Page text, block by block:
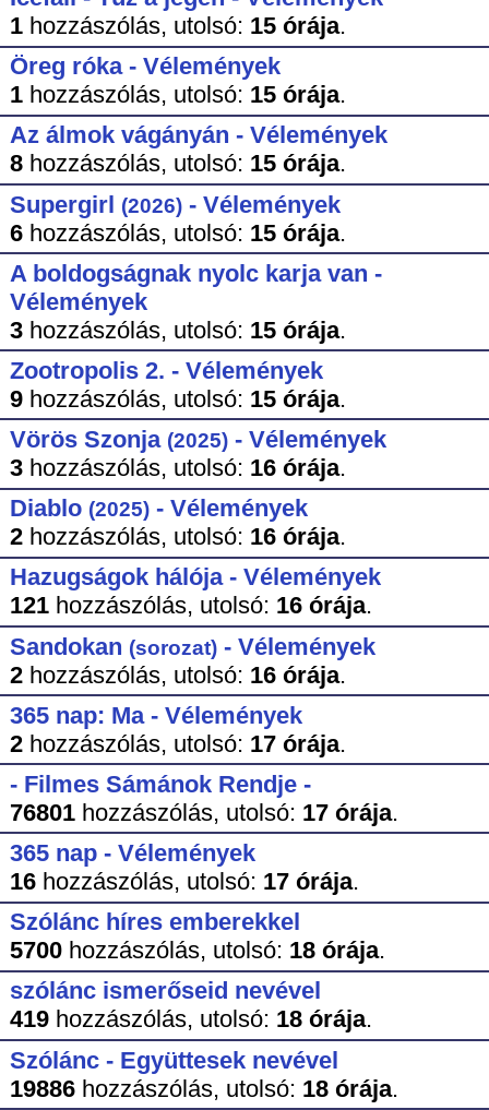
1hozzászólás, utolsó: 15 órája.
Öreg róka - Vélemények
1hozzászólás, utolsó: 15 órája.
Az álmok vágányán - Vélemények
8hozzászólás, utolsó: 15 órája.
Supergirl (2026)- Vélemények
6hozzászólás, utolsó: 15 órája.
A boldogságnak nyolc karja van -
Vélemények
3hozzászólás, utolsó: 15 órája.
Zootropolis 2. - Vélemények
9hozzászólás, utolsó: 15 órája.
Vörös Szonja (2025)- Vélemények
3hozzászólás, utolsó: 16 órája.
Diablo (2025)- Vélemények
2hozzászólás, utolsó: 16 órája.
Hazugságok hálója - Vélemények
121hozzászólás, utolsó: 16 órája.
Sandokan (sorozat)- Vélemények
2hozzászólás, utolsó: 16 órája.
365 nap: Ma - Vélemények
2hozzászólás, utolsó: 17 órája.
- Filmes Sámánok Rendje -
76801hozzászólás, utolsó: 17 órája.
365 nap - Vélemények
16hozzászólás, utolsó: 17 órája.
Szólánc híres emberekkel
5700hozzászólás, utolsó: 18 órája.
szólánc ismerőseid nevével
419hozzászólás, utolsó: 18 órája.
Szólánc - Együttesek nevével
19886hozzászólás, utolsó: 18 órája.